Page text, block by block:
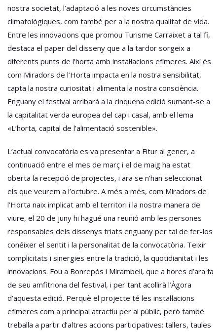
nostra societat, l’adaptació a les noves circumstàncies
climatològiques, com també per a la nostra qualitat de vida.
Entre les innovacions que promou Turisme Carraixet a tal fi,
destaca el paper del disseny que a la tardor sorgeix a
diferents punts de l’horta amb instal·lacions efímeres. Així és
com Miradors de l’Horta impacta en la nostra sensibilitat,
capta la nostra curiositat i alimenta la nostra consciència.
Enguany el festival arribarà a la cinquena edició sumant-se a
la capitalitat verda europea del cap i casal, amb el lema
«L’horta, capital de l’alimentació sostenible».
L’actual convocatòria es va presentar a Fitur al gener, a
continuació entre el mes de març i el de maig ha estat
oberta la recepció de projectes, i ara se n’han seleccionat
els que veurem a l’octubre. A més a més, com Miradors de
l’Horta naix implicat amb el territori i la nostra manera de
viure, el 20 de juny hi hagué una reunió amb les persones
responsables dels dissenys triats enguany per tal de fer-los
conéixer el sentit i la personalitat de la convocatòria. Teixir
complicitats i sinergies entre la tradició, la quotidianitat i les
innovacions. Fou a Bonrepòs i Mirambell, que a hores d’ara fa
de seu amfitriona del festival, i per tant acollirà l’Àgora
d’aquesta edició. Perquè el projecte té les instal·lacions
efímeres com a principal atractiu per al públic, però també
treballa a partir d’altres accions participatives: tallers, taules